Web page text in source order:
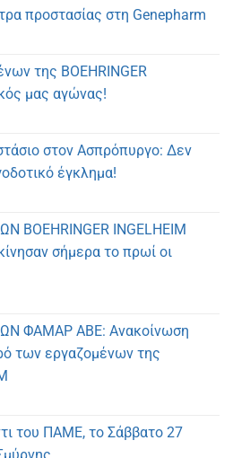
προστασίας στη Genepharm
της BOEHRINGER
μας αγώνας!
στον Ασπρόπυργο: Δεν
έγκλημα!
INGELHEIM
σήμερα το πρωί οι
ΦΑΜΑΡ ΑΒΕ: Ανακοίνωση
των εργαζομένων της
του ΠΑΜΕ, το Σάββατο 27